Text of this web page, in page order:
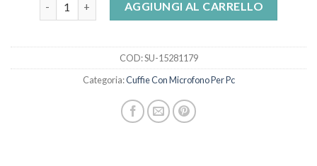
AGGIUNGI AL CARRELLO
COD:SU-15281179
Categoria:Cuffie Con Microfono Per Pc